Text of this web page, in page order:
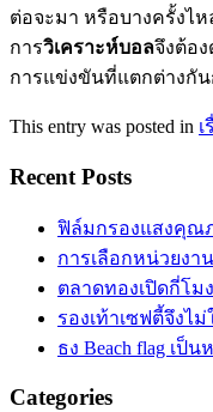
ต่อจะมา หรือบางครั้งไ
การวิเคราะห์บอลจึงต้อ
การแข่งขันที่แตกต่างกัน
This entry was posted in เ
Recent Posts
ฟิล์มกรองแสงคุณ
การเลือกหน่วยง
ตลาดทองเปิดกี่โม
รองเท้าเซฟตี้จึงไ
ธง Beach flag เป็
Categories